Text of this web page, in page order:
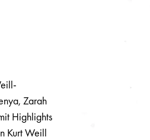
Zarah
Highlights
Kurt Weill